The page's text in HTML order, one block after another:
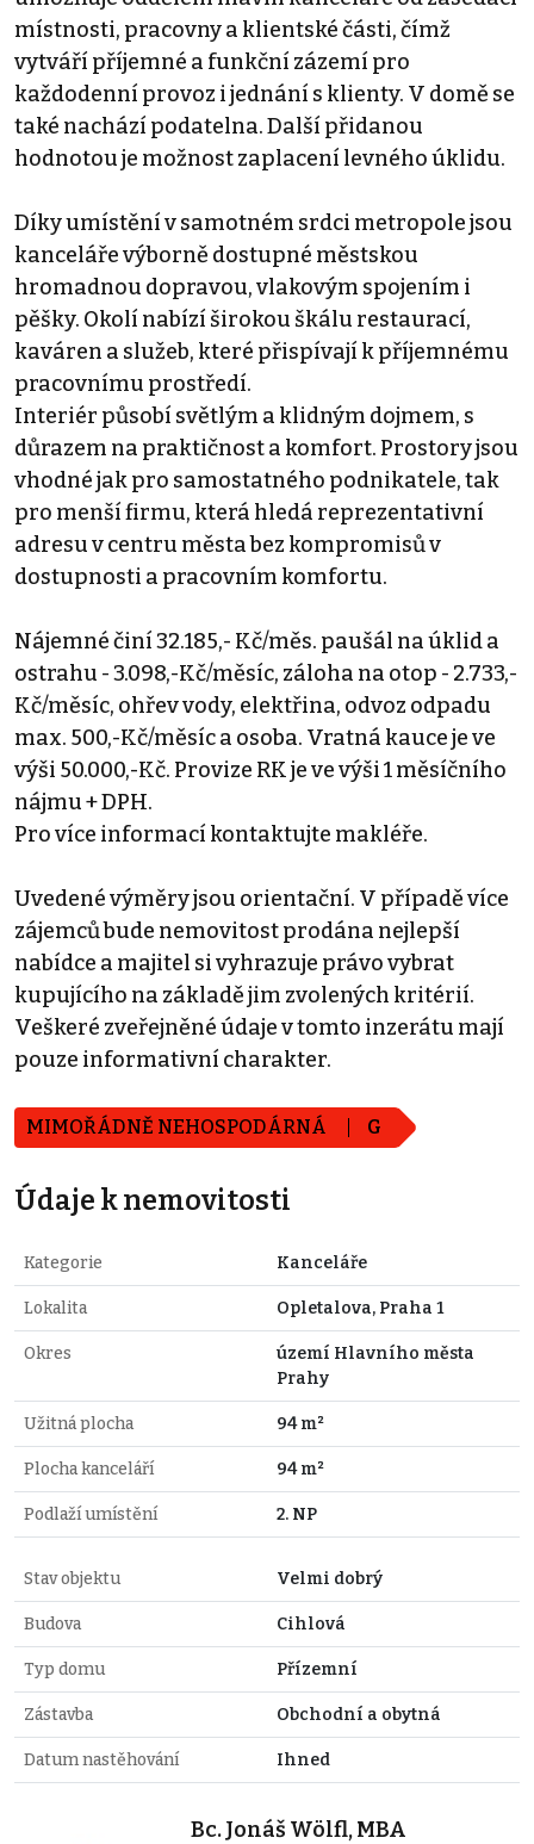
místnosti, pracovny a klientské části, čímž
vytváří příjemné a funkční zázemí pro
každodenní provoz i jednání s klienty. V domě se
také nachází podatelna. Další přidanou
hodnotou je možnost zaplacení levného úklidu.
Díky umístění v samotném srdci metropole jsou
kanceláře výborně dostupné městskou
hromadnou dopravou, vlakovým spojením i
pěšky. Okolí nabízí širokou škálu restaurací,
kaváren a služeb, které přispívají k příjemnému
pracovnímu prostředí.
Interiér působí světlým a klidným dojmem, s
důrazem na praktičnost a komfort. Prostory jsou
vhodné jak pro samostatného podnikatele, tak
pro menší firmu, která hledá reprezentativní
adresu v centru města bez kompromisů v
dostupnosti a pracovním komfortu.
Nájemné činí 32.185,- Kč/měs. paušál na úklid a
ostrahu - 3.098,-Kč/měsíc, záloha na otop - 2.733,-
Kč/měsíc, ohřev vody, elektřina, odvoz odpadu
max. 500,-Kč/měsíc a osoba. Vratná kauce je ve
výši 50.000,-Kč. Provize RK je ve výši 1 měsíčního
nájmu + DPH.
Pro více informací kontaktujte makléře.
Uvedené výměry jsou orientační. V případě více
zájemců bude nemovitost prodána nejlepší
nabídce a majitel si vyhrazuje právo vybrat
kupujícího na základě jim zvolených kritérií.
Veškeré zveřejněné údaje v tomto inzerátu mají
pouze informativní charakter.
MIMOŘÁDNĚ NEHOSPODÁRNÁ G
Údaje k nemovitosti
Kategorie Kanceláře
Lokalita Opletalova, Praha 1
Okres
území Hlavního města
Prahy
Užitná plocha 94 m²
Plocha kanceláří 94 m²
Podlaží umístění 2. NP
Stav objektu Velmi dobrý
Budova Cihlová
Typ domu Přízemní
Zástavba Obchodní a obytná
Datum nastěhování Ihned
Bc. Jonáš Wölfl, MBA